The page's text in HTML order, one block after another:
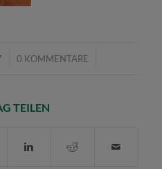
0 KOMMENTARE
/
TEILEN